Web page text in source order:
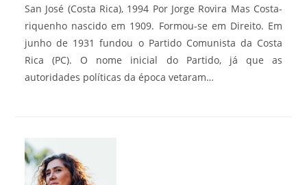
San José (Costa Rica), 1994 Por Jorge Rovira Mas Costa-
riquenho nascido em 1909. Formou-se em Direito. Em
junho de 1931 fundou o Partido Comunista da Costa
Rica (PC). O nome inicial do Partido, já que as
autoridades políticas da época vetaram…